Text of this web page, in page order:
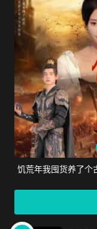
饥荒年我囤货养了个